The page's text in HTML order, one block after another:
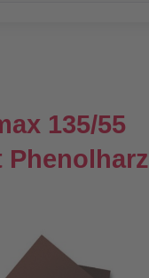
135/55
Phenolharz